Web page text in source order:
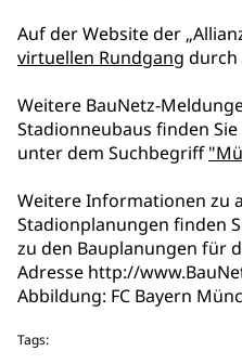
Auf der Website der
virtuellen Rundgang durch
Weitere BauNetz-
Stadionneubaus finden
unter dem Suchbegriff
Weitere Informationen zu
Stadionplanungen finden
zu den Bauplanungen für
Adresse http://
Abbildung: FC Bayern
Tags: